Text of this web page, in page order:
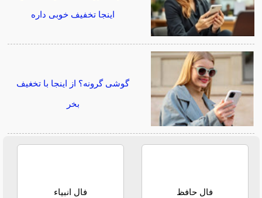
اینجا تخفیف خوبی داره
گوشی گرونه؟ از اینجا با تخغیف
بخر
فال حافظ فال انبیاء